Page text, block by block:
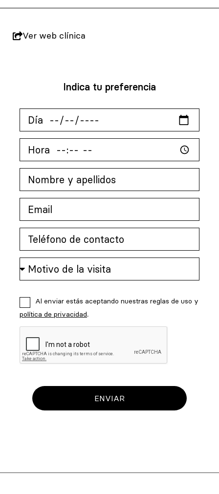
Ver web clínica
Indica tu preferencia
Al enviar estás aceptando nuestras reglas de uso y
política de privacidad.
ENVIAR